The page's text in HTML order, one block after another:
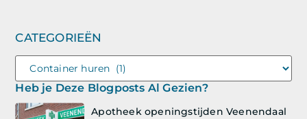
CATEGORIEËN
Heb je Deze Blogposts Al Gezien?
Apotheek openingstijden Veenendaal